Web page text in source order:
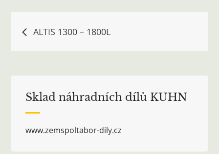
Navigace
ALTIS 1300 – 1800L
Sklad náhradních dílů KUHN
www.zemspoltabor-dily.cz